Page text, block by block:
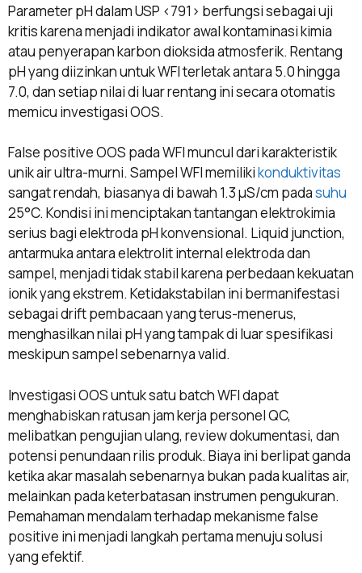
Parameter pH dalam USP <791> berfungsi sebagai uji
kritis karena menjadi indikator awal kontaminasi kimia
atau penyerapan karbon dioksida atmosferik. Rentang
pH yang diizinkan untuk WFI terletak antara 5.0 hingga
7.0, dan setiap nilai di luar rentang ini secara otomatis
memicu investigasi OOS.
False positive OOS pada WFI muncul dari karakteristik
unik air ultra-murni. Sampel WFI memilikikonduktivitas
sangat rendah, biasanya di bawah 1.3 μS/cm padasuhu
25°C. Kondisi ini menciptakan tantangan elektrokimia
serius bagi elektroda pH konvensional. Liquid junction,
antarmuka antara elektrolit internal elektroda dan
sampel, menjadi tidak stabil karena perbedaan kekuatan
ionik yang ekstrem. Ketidakstabilan ini bermanifestasi
sebagai drift pembacaan yang terus-menerus,
menghasilkan nilai pH yang tampak di luar spesifikasi
meskipun sampel sebenarnya valid.
Investigasi OOS untuk satu batch WFI dapat
menghabiskan ratusan jam kerja personel QC,
melibatkan pengujian ulang, review dokumentasi, dan
potensi penundaan rilis produk. Biaya ini berlipat ganda
ketika akar masalah sebenarnya bukan pada kualitas air,
melainkan pada keterbatasan instrumen pengukuran.
Pemahaman mendalam terhadap mekanisme false
positive ini menjadi langkah pertama menuju solusi
yang efektif.